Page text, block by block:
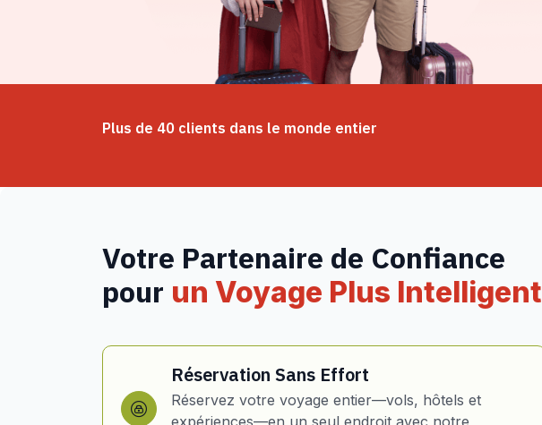
Plus de 40 clients dans le monde entier
Votre Partenaire de Confiance
pour un Voyage Plus Intelligent
Réservation Sans Effort
Réservez votre voyage entier—vols, hôtels et
expériences—en un seul endroit avec notre